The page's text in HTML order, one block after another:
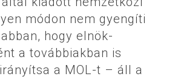
módon nem gyengíti
hogy elnök-
a továbbiakban is
a MOL-t – áll a